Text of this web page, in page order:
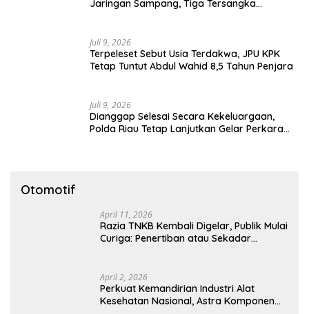
Jaringan Sampang, Tiga Tersangka
Juli 9, 2026
Terpeleset Sebut Usia Terdakwa, JPU KPK
Tetap Tuntut Abdul Wahid 8,5 Tahun Penjara
Juli 9, 2026
Dianggap Selesai Secara Kekeluargaan,
Polda Riau Tetap Lanjutkan Gelar Perkara
Otomotif
April 11, 2026
Razia TNKB Kembali Digelar, Publik Mulai
Curiga: Penertiban atau Sekadar
April 2, 2026
Perkuat Kemandirian Industri Alat
Kesehatan Nasional, Astra Komponen